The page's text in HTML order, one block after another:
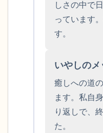
しさの中で
っています
す。
いやしの
癒しへの道
ます。私自
り返しで、
た。
感じるもの4つ（
るものは何ですか
匂いを嗅ぐもの2つ
自分の好きなとこ